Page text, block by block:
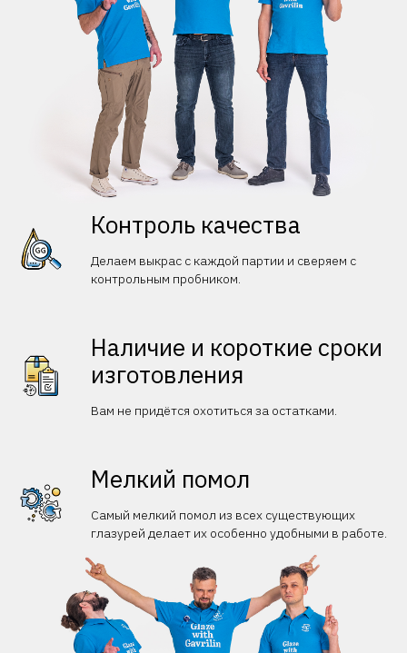
Контроль качества
Делаем выкрас с каждой партии и сверяем с
контрольным пробником.
Наличие и короткие сроки
изготовления
Вам не придётся охотиться за остатками.
Мелкий помол
Самый мелкий помол из всех существующих
глазурей делает их особенно удобными в работе.